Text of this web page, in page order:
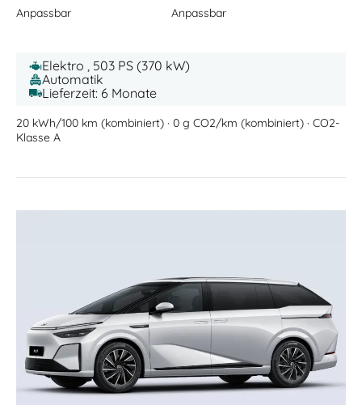
Anpassbar Anpassbar
Elektro , 503 PS (370 kW)
Automatik
Lieferzeit: 6 Monate
20 kWh/100 km (kombiniert) · 0 g CO2/km (kombiniert) · CO2-
Klasse A